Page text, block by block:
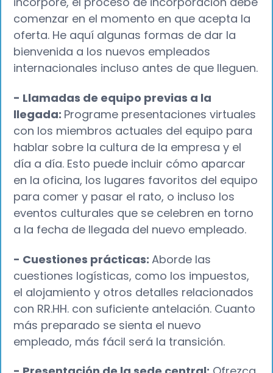
comenzar en el momento en que acepta la
oferta. He aquí algunas formas de dar la
bienvenida a los nuevos empleados
internacionales incluso antes de que lleguen.
- Llamadas de equipo previas a la
llegada: Programe presentaciones virtuales
con los miembros actuales del equipo para
hablar sobre la cultura de la empresa y el
día a día. Esto puede incluir cómo aparcar
en la oficina, los lugares favoritos del equipo
para comer y pasar el rato, o incluso los
eventos culturales que se celebren en torno
a la fecha de llegada del nuevo empleado.
- Cuestiones prácticas:Aborde las
cuestiones logísticas, como los impuestos,
el alojamiento y otros detalles relacionados
con RR.HH. con suficiente antelación. Cuanto
más preparado se sienta el nuevo
empleado, más fácil será la transición.